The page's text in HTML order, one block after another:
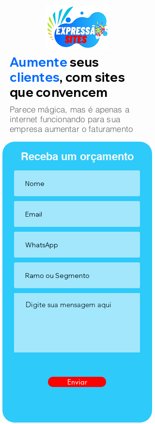
Aumenteseus
clientes, com sites
que convencem
Parece mágica, mas é apenas a
internet funcionando para sua
empresa aumentar o faturamento
Receba um orçamento
Enviar